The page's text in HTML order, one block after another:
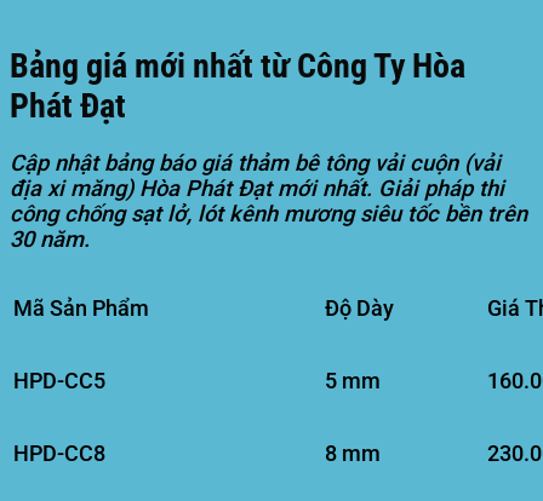
Bảng giá mới nhất từ Công Ty Hòa
Phát Đạt
Cập nhật bảng báo giá thảm bê tông vải cuộn (vải
địa xi măng) Hòa Phát Đạt mới nhất. Giải pháp thi
công chống sạt lở, lót kênh mương siêu tốc bền trên
30 năm.
Mã Sản Phẩm Độ Dày Giá
HPD-CC5 5 mm
HPD-CC8 8 mm